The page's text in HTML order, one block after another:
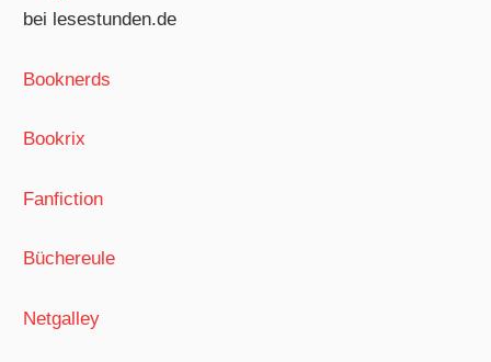
bei lesestunden.de
Booknerds
Bookrix
Fanfiction
Büchereule
Netgalley